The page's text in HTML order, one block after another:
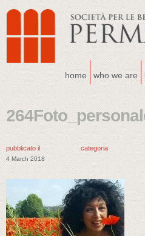
home who we are
pubblicato il
4 March 2018
categoria